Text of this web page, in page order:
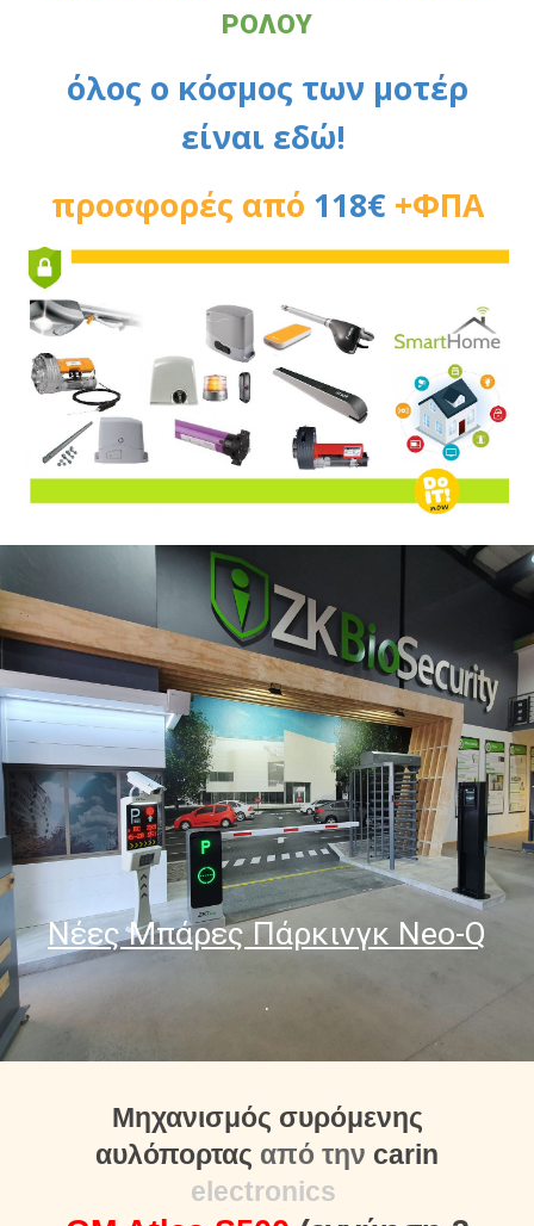
ΡΟΛΟΥ
όλος ο κόσμος των μοτέρ
είναι εδώ!
προσφορές από 118€ +ΦΠΑ
Νέες Μπάρες Πάρκινγκ Neo-Q
.
Μηχανισμός συρόμενης
αυλόπορτας από την carin
electronics